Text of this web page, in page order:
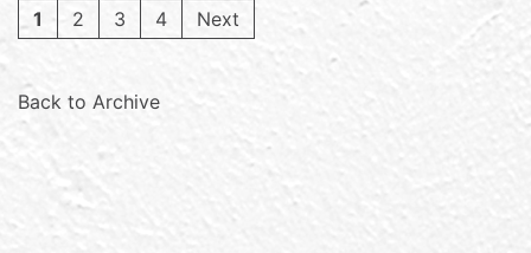
1
2 3 4 Next
Back to Archive